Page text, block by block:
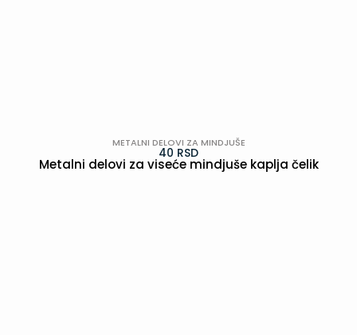
METALNI DELOVI ZA MINDJUŠE
40 RSD
Metalni delovi za viseće mindjuše kaplja čelik